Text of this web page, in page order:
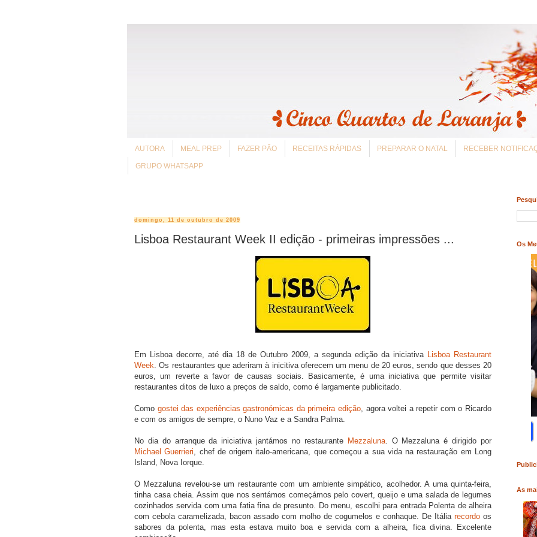
AUTORA MEAL PREP FAZER PÃO RECEITAS RÁPIDAS PREPARAR O NATAL RECEBER
GRUPO WHATSAPP
domingo, 11 de outubro de 2009
Lisboa Restaurant Week II edição - primeiras impressões ...
Em Lisboa decorre, até dia 18 de Outubro 2009, a segunda edição da iniciativa
Lisboa Restaurant
Week . Os restaurantes que aderiram à inicitiva oferecem um menu de 20 euros, sendo que desses 20
euros, um reverte a favor de causas sociais. Basicamente, é uma iniciativa que permite visitar
restaurantes ditos de luxo a preços de saldo, como é largamente publicitado.
Como gostei das experiências gastronómicas da primeira edição , agora voltei a repetir com o Ricardo
e com os amigos de sempre, o Nuno Vaz e a Sandra Palma.
No dia do arranque da iniciativa jantámos no restaurante Mezzaluna. O Mezzaluna é dirigido por
Michael Guerrieri , chef de origem italo-americana, que começou a sua vida na restauração em Long
Island, Nova Iorque.
O Mezzaluna revelou-se um restaurante com um ambiente simpático, acolhedor. A uma quinta-feira,
tinha casa cheia. Assim que nos sentámos começámos pelo covert, queijo e uma salada de legumes
cozinhados servida com uma fatia fina de presunto. Do menu, escolhi para entrada Polenta de alheira
com cebola caramelizada, bacon assado com molho de cogumelos e conhaque. De Itália recordo os
sabores da polenta, mas esta estava muito boa e servida com a alheira, fica divina. Excelente
Os
As